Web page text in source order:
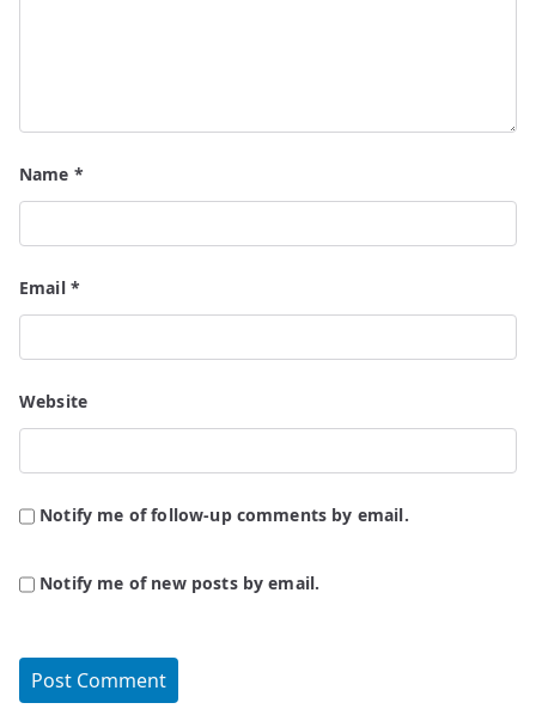
Name *
Email *
Website
Notify me of follow-up comments by email.
Notify me of new posts by email.